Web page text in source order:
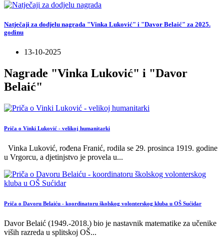
Natječaji za dodjelu nagrada "Vinka Luković" i "Davor Belaić" za 2025.
godinu
13-10-2025
Nagrade "Vinka Luković" i "Davor
Belaić"
Priča o Vinki Luković - velikoj humanitarki
Vinka Luković, rođena Franić, rodila se 29. prosinca 1919. godine
u Vrgorcu, a djetinjstvo je provela u...
Priča o Davoru Belaiću - koordinatoru školskog volonterskog kluba u OŠ Sućidar
Davor Belaić (1949.-2018.) bio je nastavnik matematike za učenike
viših razreda u splitskoj OŠ...